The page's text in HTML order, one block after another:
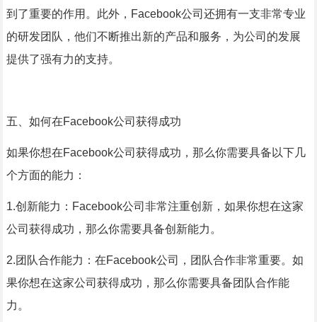
到了重要的作用。此外，Facebook公司还拥有一支非常专业
的研发团队，他们不断推出新的产品和服务，为公司的发展
提供了强有力的支持。
五、如何在Facebook公司获得成功
如果你想在Facebook公司获得成功，那么你需要具备以下几
个方面的能力：
1.创新能力：Facebook公司非常注重创新，如果你想在这家
公司获得成功，那么你需要具备创新能力。
2.团队合作能力：在Facebook公司，团队合作非常重要。如
果你想在这家公司获得成功，那么你需要具备团队合作能
力。